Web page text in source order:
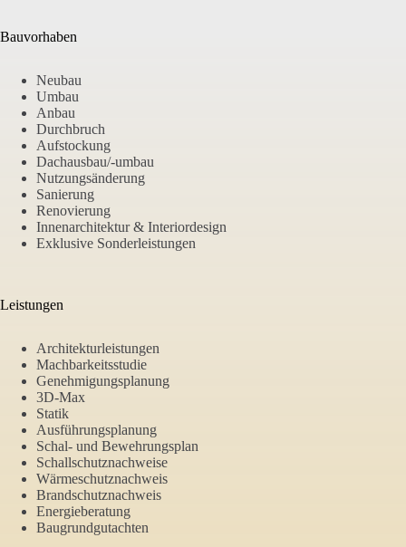
Bauvorhaben
Neubau
Umbau
Anbau
Durchbruch
Aufstockung
Dachausbau/-umbau
Nutzungsänderung
Sanierung
Renovierung
Innenarchitektur & Interiordesign
Exklusive Sonderleistungen
Leistungen
Architekturleistungen
Machbarkeitsstudie
Genehmigungsplanung
3D-Max
Statik
Ausführungsplanung
Schal- und Bewehrungsplan
Schallschutznachweise
Wärmeschutznachweis
Brandschutznachweis
Energieberatung
Baugrundgutachten